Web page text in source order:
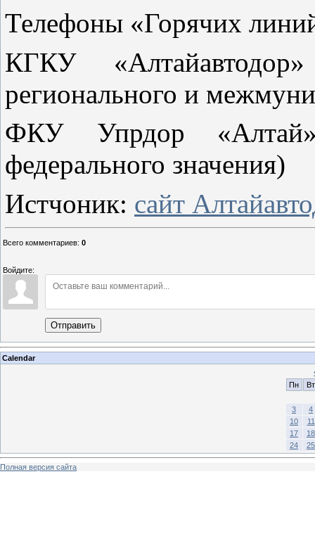
Телефоны «Горячих
КГКУ
регионального и
ФКУ Упрдор
федерального значения)
Истчоник: сайт
Всего комментариев: 0
Войдите:
Отправить
Calendar
Пн
Вт
3
4
10
11
17
18
24
25
Полная версия сайта